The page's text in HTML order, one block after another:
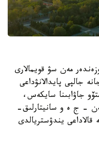
مەن سۋ قويمالارى
جالپى پايدالانۋداعى
جاۋابىنا سايكەس،
- ج ە و سانيتارلىق-
يندۋستريالدى